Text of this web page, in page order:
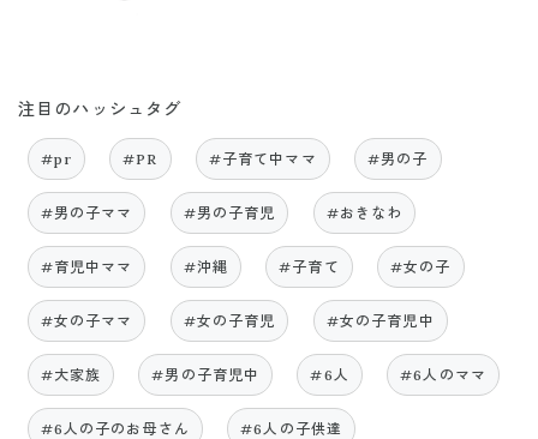
注目のハッシュタグ
#pr #PR #子育て中ママ #男の子
#男の子ママ #男の子育児 #おきなわ
#育児中ママ #沖縄 #子育て #女の子
#女の子ママ #女の子育児 #女の子育児中
#大家族 #男の子育児中 #6人 #6人のママ
#6人の子のお母さん #6人の子供達